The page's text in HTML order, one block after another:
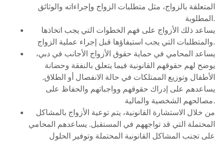
المتعلقة بالزواج، مثل متطلبات الزواج وإجراءاته والوثائق
المطلوبة.
يساعد ذلك الأزواج على فهم الخطوات التي يجب اتخاذها
والمتطلبات التي يجب استيفاؤها قبل إجراء عملية الزواج.
يساعد المحامي في حماية حقوق الأزواج الأجانب في دبي،
يوضح لهم حقوقهم القانونية فيما يتعلق بالنفقة وحضانة
الأطفال وتوزيع الممتلكات في حالة الانفصال أو الطلاق.
يساعدهم على إدراك حقوقهم وواجباتهم والحفاظ على
مصالحهم الشخصية والمالية.
من خلال الاستشارة القانونية، يتم توعية الأزواج بالمشاكل
المحتملة التي قد تواجههم في المستقبل. يساعدهم المحامي
على تجنب المشاكل القانونية المحتملة وتوفير الحلول